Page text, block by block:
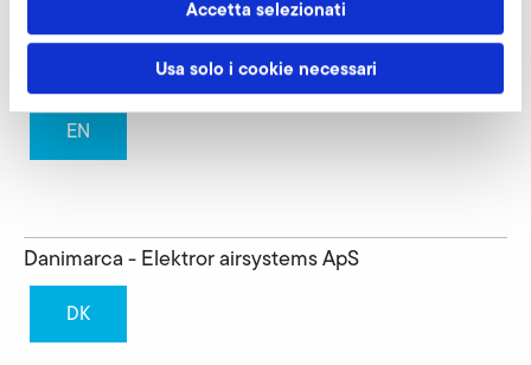
Accetta selezionati
Usa solo i cookie necessari
Paesi Bassi - Elektror airsystems BV
EN
Danimarca - Elektror airsystems ApS
DK